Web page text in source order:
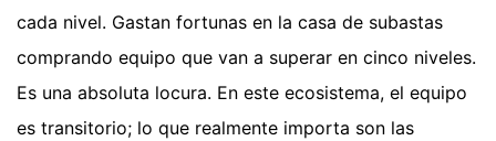
cada nivel. Gastan fortunas en la casa de subastas
comprando equipo que van a superar en cinco niveles.
Es una absoluta locura. En este ecosistema, el equipo
es transitorio; lo que realmente importa son las